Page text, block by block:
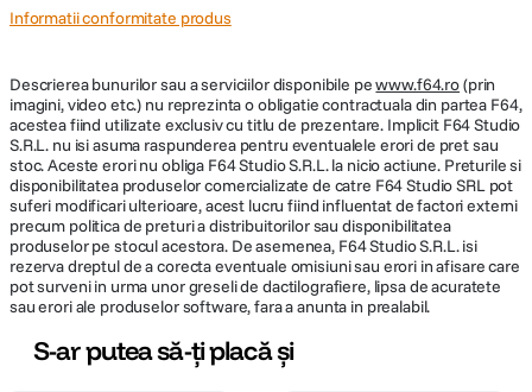
Informatii conformitate produs
Descrierea bunurilor sau a serviciilor disponibile pewww.f64.ro(prin
imagini, video etc.) nu reprezinta o obligatie contractuala din partea F64,
acestea fiind utilizate exclusiv cu titlu de prezentare. Implicit F64 Studio
S.R.L. nu isi asuma raspunderea pentru eventualele erori de pret sau
stoc. Aceste erori nu obliga F64 Studio S.R.L. la nicio actiune. Preturile si
disponibilitatea produselor comercializate de catre F64 Studio SRL pot
suferi modificari ulterioare, acest lucru fiind influentat de factori externi
precum politica de preturi a distribuitorilor sau disponibilitatea
produselor pe stocul acestora. De asemenea, F64 Studio S.R.L. isi
rezerva dreptul de a corecta eventuale omisiuni sau erori in afisare care
pot surveni in urma unor greseli de dactilografiere, lipsa de acuratete
sau erori ale produselor software, fara a anunta in prealabil.
S-ar putea să-ți placă și